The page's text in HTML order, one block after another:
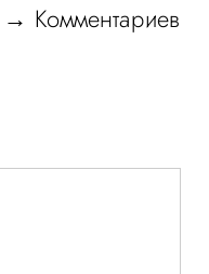
→ Комментариев